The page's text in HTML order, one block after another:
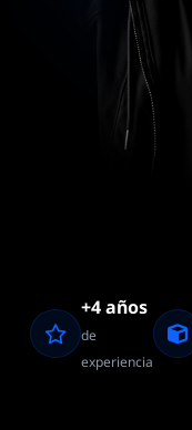
+4 años
de
experiencia